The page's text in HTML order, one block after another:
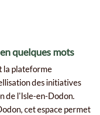
quelques mots
la plateforme
des initiatives
de l'Isle-en-Dodon.
cet espace permet